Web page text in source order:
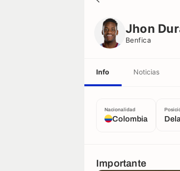
Jhon
Benfica
Info Noticias
Nacionalidad
Colombia
Importante